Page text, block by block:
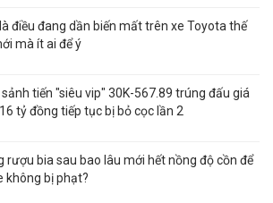
điều đang dần biến mất trên xe Toyota thế
mà ít ai để ý
sảnh tiến "siêu vip" 30K-567.89 trúng đấu giá
tỷ đồng tiếp tục bị bỏ cọc lần 2
rượu bia sau bao lâu mới hết nồng độ cồn để
không bị phạt?